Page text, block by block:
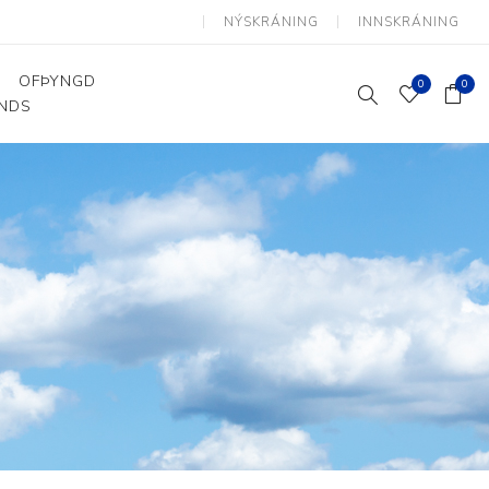
NÝSKRÁNING INNSKRÁNING
Hjálpartæki
Flutningshjálpartæki
Gönguhjálpartæki
Smáhjálpartæki
stólar
OFÞYNGD
0 0